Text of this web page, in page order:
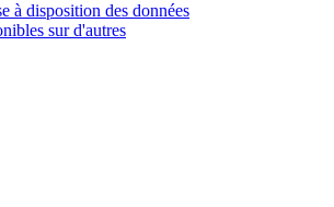
à disposition des données
sur d'autres